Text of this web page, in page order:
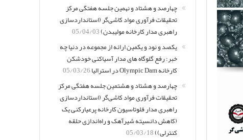
چهارصد و هشتاد و نهمین جلسه هفتگی مرکز
تحقیقات فرآوری مواد کاشی‌گر (استانداردسازی
راهبری مدار کارخانه مولیبدن)05/04/03
یکصد و نود و یکمین ارائه از مجموعه در دنیا چه
خبر: رفع گلوگاه های مدار آسیاکنی خودشکن
کارخانه Olympic Dam در استرالیا
05/03/26
چهارصد و هشتاد و هشتمین جلسه هفتگی مرکز
تحقیقات فرآوری مواد کاشی‌گر (استانداردسازی
راهبری مدار فلوتاسیون کارخانه پرعیارکنی یک
(کاهش دانسیته شیرآهک و راه‌اندازی حلقه
کنترلی))05/03/18